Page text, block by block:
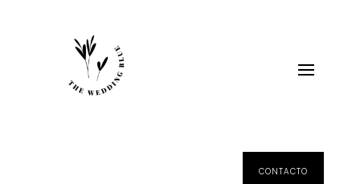
CONTACTO